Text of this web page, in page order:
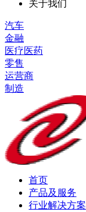
关于我们
汽车
金融
医疗医药
零售
运营商
制造
首页
产品及服务
行业解决方案